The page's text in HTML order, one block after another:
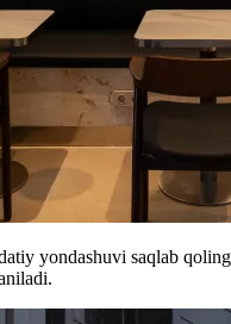
yondashuvi saqlab